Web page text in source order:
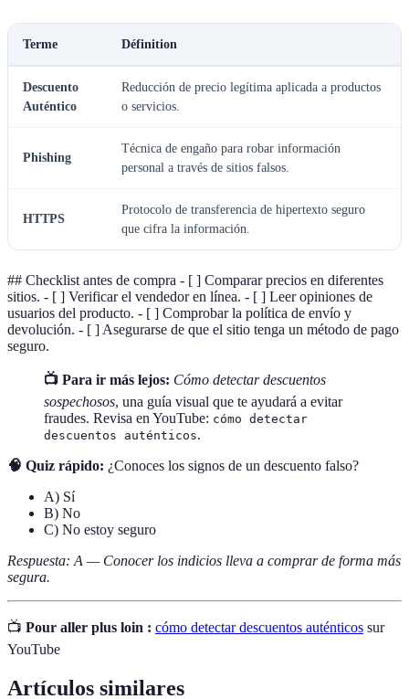
Terme Définition
Descuento
Auténtico
Reducción de precio legítima aplicada a productos
o servicios.
Phishing
Técnica de engaño para robar información
personal a través de sitios falsos.
HTTPS
Protocolo de transferencia de hipertexto seguro
que cifra la información.
## Checklist antes de compra - [ ] Comparar precios en diferentes
sitios. - [ ] Verificar el vendedor en línea. - [ ] Leer opiniones de
usuarios del producto. - [ ] Comprobar la política de envío y
devolución. - [ ] Asegurarse de que el sitio tenga un método de pago
seguro.
📺 Para ir más lejos: Cómo detectar descuentos
sospechosos, una guía visual que te ayudará a evitar
fraudes. Revisa en YouTube: cómo detectar
descuentos auténticos.
🧠 Quiz rápido: ¿Conoces los signos de un descuento falso?
A) Sí
B) No
C) No estoy seguro
Respuesta: A — Conocer los indicios lleva a comprar de forma más
segura.
📺 Pour aller plus loin : cómo detectar descuentos auténticos sur
YouTube
Artículos similares